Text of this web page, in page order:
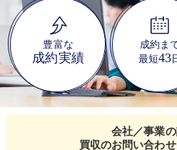
豊富な
成約実績
成約ま
最短43
会社／事業の
買収のお問い合わせ